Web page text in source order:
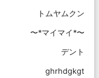
トムヤムクン
〜*マイマイ*〜
デント
ghrhdgkgt